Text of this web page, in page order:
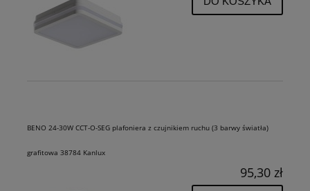
BENO 24-30W CCT-O-SEG plafoniera z czujnikiem ruchu (3 barwy światła)
grafitowa 38784 Kanlux
95,30 zł